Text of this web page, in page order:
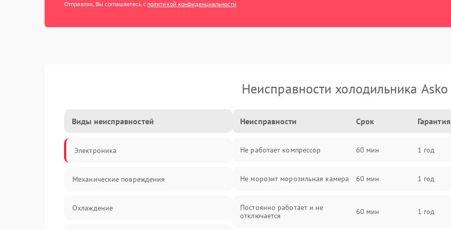
Отправляя, Вы соглашаетесь с политикой конфиденциальности
Неисправности холодильника Asko
Виды неисправностей
Электроника
Механические повреждения
Охлаждение
Неисправности Срок Гарантия
Не работает компрессор 60 мин 1 год
Не морозит морозильная камера 60 мин 1 год
Постоянно работает и не
отключается
60 мин 1 год